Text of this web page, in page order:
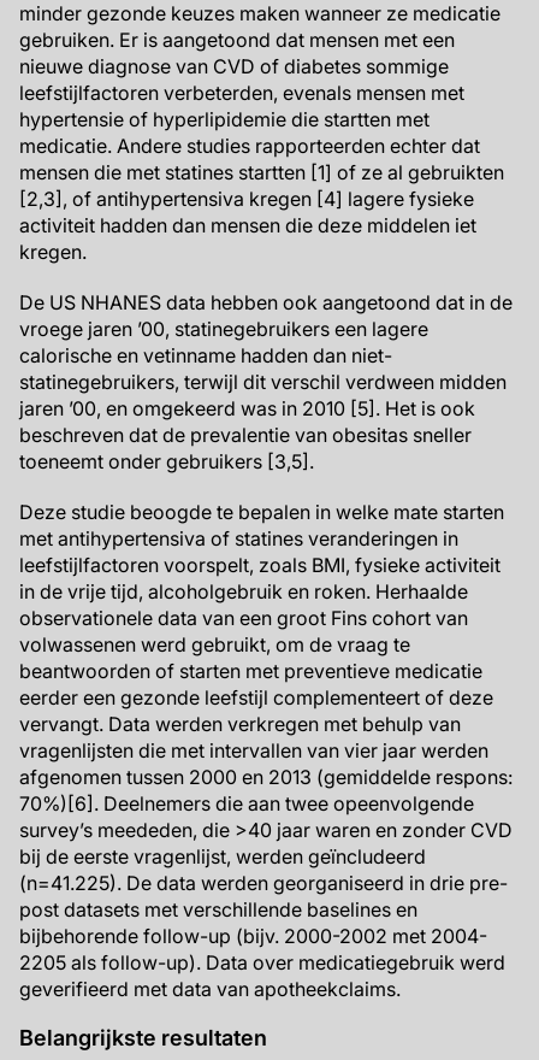
minder gezonde keuzes maken wanneer ze medicatie
gebruiken. Er is aangetoond dat mensen met een
nieuwe diagnose van CVD of diabetes sommige
leefstijlfactoren verbeterden, evenals mensen met
hypertensie of hyperlipidemie die startten met
medicatie. Andere studies rapporteerden echter dat
mensen die met statines startten [1] of ze al gebruikten
[2,3], of antihypertensiva kregen [4] lagere fysieke
activiteit hadden dan mensen die deze middelen iet
kregen.
De US NHANES data hebben ook aangetoond dat in de
vroege jaren ’00, statinegebruikers een lagere
calorische en vetinname hadden dan niet-
statinegebruikers, terwijl dit verschil verdween midden
jaren ’00, en omgekeerd was in 2010 [5]. Het is ook
beschreven dat de prevalentie van obesitas sneller
toeneemt onder gebruikers [3,5].
Deze studie beoogde te bepalen in welke mate starten
met antihypertensiva of statines veranderingen in
leefstijlfactoren voorspelt, zoals BMI, fysieke activiteit
in de vrije tijd, alcoholgebruik en roken. Herhaalde
observationele data van een groot Fins cohort van
volwassenen werd gebruikt, om de vraag te
beantwoorden of starten met preventieve medicatie
eerder een gezonde leefstijl complementeert of deze
vervangt. Data werden verkregen met behulp van
vragenlijsten die met intervallen van vier jaar werden
afgenomen tussen 2000 en 2013 (gemiddelde respons:
70%)[6]. Deelnemers die aan twee opeenvolgende
survey’s meededen, die >40 jaar waren en zonder CVD
bij de eerste vragenlijst, werden geïncludeerd
(n=41.225). De data werden georganiseerd in drie pre-
post datasets met verschillende baselines en
bijbehorende follow-up (bijv. 2000-2002 met 2004-
2205 als follow-up). Data over medicatiegebruik werd
geverifieerd met data van apotheekclaims.
Belangrijkste resultaten